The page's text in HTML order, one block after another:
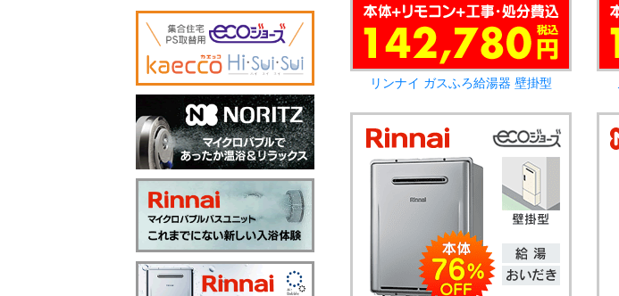
リンナイ ガスふろ給湯器 壁掛型